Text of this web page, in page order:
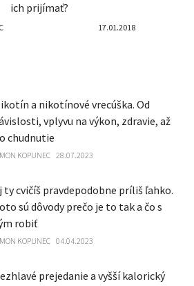
ich prijímať?
17.01.2018
a nikotínové vrecúška. Od
vplyvu na výkon, zdravie, až
chudnutie
KOPUNEC 28.07.2023
ty cvičíš pravdepodobne príliš ľahko.
sú dôvody prečo je to tak a čo s
robiť
KOPUNEC 04.04.2023
prejedanie a vyšší kalorický